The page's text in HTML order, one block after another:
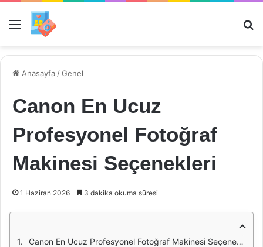
Menü
Anasayfa /Genel
Canon En Ucuz
Profesyonel Fotoğraf
Makinesi Seçenekleri
1 Haziran 2026 3 dakika okuma süresi
Canon En Ucuz Profesyonel Fotoğraf Makinesi Seçenekleri